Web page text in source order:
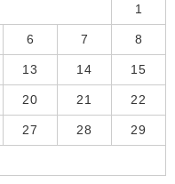
1
6 7 8
13 14 15
20 21 22
27 28 29